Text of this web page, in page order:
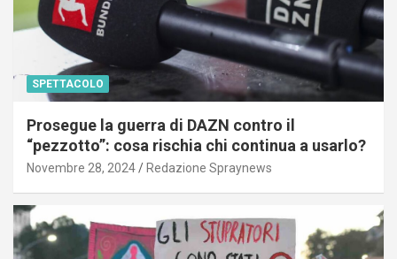
SPETTACOLO
Prosegue la guerra di DAZN contro il
“pezzotto”: cosa rischia chi continua a usarlo?
Novembre 28, 2024 Redazione Spraynews